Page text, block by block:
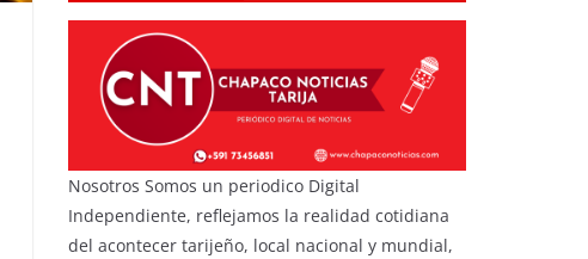
Nosotros Somos un periodico Digital
Independiente, reflejamos la realidad cotidiana
del acontecer tarijeño, local nacional y mundial,